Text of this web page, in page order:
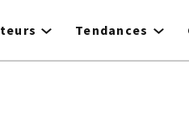
Tendances